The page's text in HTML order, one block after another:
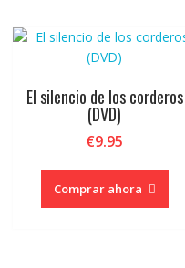
El silencio de los corderos
(DVD)
€9.95
Comprar ahora